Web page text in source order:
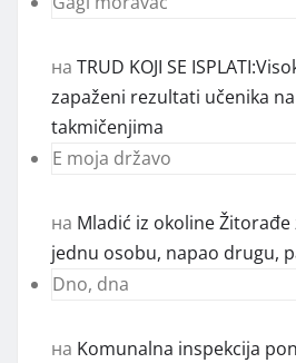
на TRUD KOJI SE
zapaženi rezultati učenika
takmičenjima
E moja državo
на Mladić iz okoline
jednu osobu, napao drugu,
Dno, dna
на Komunalna inspekcija